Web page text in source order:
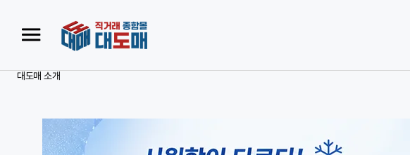
대도매 소개